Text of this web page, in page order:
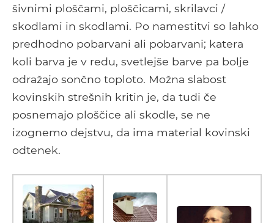
šivnimi ploščami, ploščicami, skrilavci /
skodlami in skodlami. Po namestitvi so lahko
predhodno pobarvani ali pobarvani; katera
koli barva je v redu, svetlejše barve pa bolje
odražajo sončno toploto. Možna slabost
kovinskih strešnih kritin je, da tudi če
posnemajo ploščice ali skodle, se ne
izognemo dejstvu, da ima material kovinski
odtenek.